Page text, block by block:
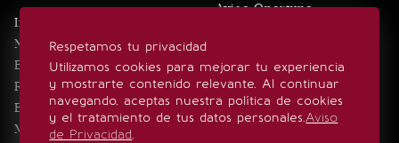
Respetamos tu privacidad
Utilizamos cookies para mejorar tu experiencia
y mostrarte contenido relevante. Al continuar
navegando, aceptas nuestra política de cookies
y el tratamiento de tus datos personales.Aviso
de Privacidad.
Inicio
Noticias
Eventos
Realeza
Estilo de vida
Minuto x Minuto
Aviso Oportuno
SÍGUENOS